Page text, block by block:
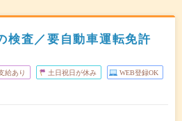
検査／要自動車運転免許
給あり 土日祝日が休み WEB登録OK